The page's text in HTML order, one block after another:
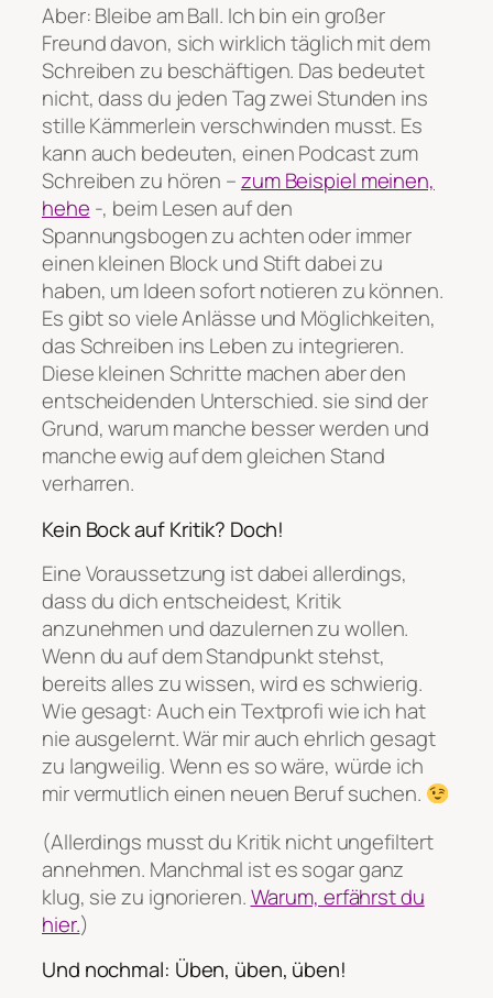
Aber: Bleibe am Ball. Ich bin ein großer
Freund davon, sich wirklich täglich mit dem
Schreiben zu beschäftigen. Das bedeutet
nicht, dass du jeden Tag zwei Stunden ins
stille Kämmerlein verschwinden musst. Es
kann auch bedeuten, einen Podcast zum
Schreiben zu hören –zum Beispiel meinen,
hehe -, beim Lesen auf den
Spannungsbogen zu achten oder immer
einen kleinen Block und Stift dabei zu
haben, um Ideen sofort notieren zu können.
Es gibtsoviele Anlässe und Möglichkeiten,
das Schreiben ins Leben zu integrieren.
Diese kleinen Schritte machen aber den
entscheidenden Unterschied. sie sind der
Grund, warum manche besser werden und
manche ewig auf dem gleichen Stand
verharren.
Kein Bock auf Kritik? Doch!
Eine Voraussetzung ist dabei allerdings,
dass du dich entscheidest, Kritik
anzunehmen und dazulernen zu wollen.
Wenn du auf dem Standpunkt stehst,
bereits alles zu wissen, wird es schwierig.
Wie gesagt: Auch ein Textprofi wie ich hat
nie ausgelernt. Wär mir auch ehrlich gesagt
zu langweilig. Wenn es so wäre, würde ich
mir vermutlich einen neuen Beruf suchen.
(Allerdings musst du Kritik nicht ungefiltert
annehmen. Manchmal ist es sogar ganz
klug, sie zu ignorieren.Warum, erfährst du
hier.)
Und nochmal: Üben, üben, üben!